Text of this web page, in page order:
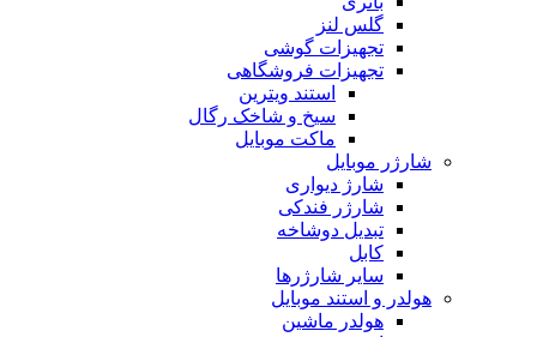
گلس لنز
تجهیزات گوشی
تجهیزات فروشگاهی
استند ویترین
سیخ و شاخک رگال
ماکت موبایل
شارژر موبایل
شارژ دیواری
شارژر فندکی
تبدیل دوشاخه
کابل
سایر شارژرها
هولدر و استند موبایل
هولدر ماشین